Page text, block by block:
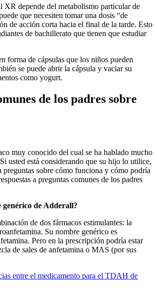
XR depende del metabolismo particular de
que necesiten tomar una dosis “de
de acción corta hacia el final de la tarde. Esto
de bachillerato que tienen que estudiar
forma de cápsulas que los niños pueden
se puede abrir la cápsula y vaciar su
como yogurt.
de los padres sobre
muy conocido del cual se ha hablado mucho
usted está considerando que su hijo lo utilice,
preguntas sobre cómo funciona y cómo podría
a preguntas comunes de los padres
genérico de Adderall?
de dos fármacos estimulantes: la
Su nombre genérico es
Pero en la prescripción podría estar
de sales de anfetamina o MAS (por sus
entre el medicamento para el TDAH de